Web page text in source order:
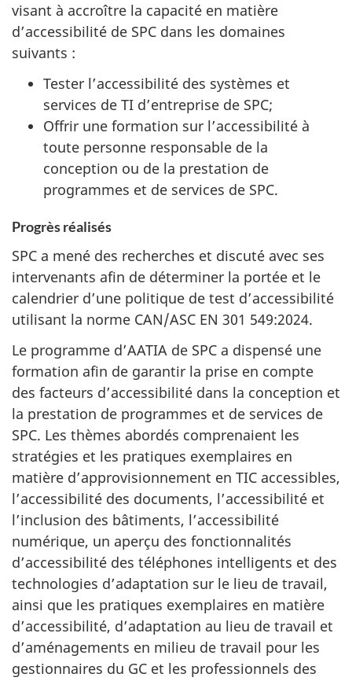
visant à accroître la capacité en matière
d’accessibilité de SPC dans les domaines
suivants :
Tester l’accessibilité des systèmes et
services de TI d’entreprise de SPC;
Offrir une formation sur l’accessibilité à
toute personne responsable de la
conception ou de la prestation de
programmes et de services de SPC.
Progrès réalisés
SPC a mené des recherches et discuté avec ses
intervenants afin de déterminer la portée et le
calendrier d’une politique de test d’accessibilité
utilisant la norme CAN/ASC EN 301 549:2024.
Le programme d’AATIA de SPC a dispensé une
formation afin de garantir la prise en compte
des facteurs d’accessibilité dans la conception et
la prestation de programmes et de services de
SPC. Les thèmes abordés comprenaient les
stratégies et les pratiques exemplaires en
matière d’approvisionnement en TIC accessibles,
l’accessibilité des documents, l’accessibilité et
l’inclusion des bâtiments, l’accessibilité
numérique, un aperçu des fonctionnalités
d’accessibilité des téléphones intelligents et des
technologies d’adaptation sur le lieu de travail,
ainsi que les pratiques exemplaires en matière
d’accessibilité, d’adaptation au lieu de travail et
d’aménagements en milieu de travail pour les
gestionnaires du GC et les professionnels des